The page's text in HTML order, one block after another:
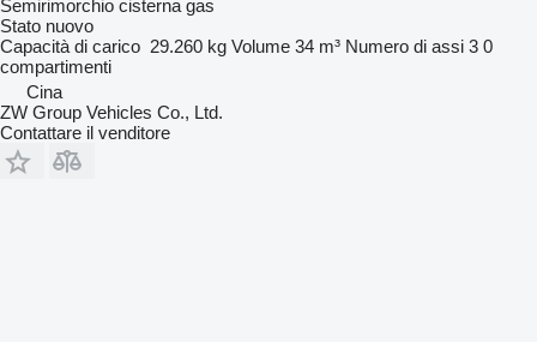
Semirimorchio cisterna gas
Stato nuovo
Capacità di carico 29.260 kg Volume 34 m³ Numero di assi 3 0
compartimenti
Cina
ZW Group Vehicles Co., Ltd.
Contattare il venditore